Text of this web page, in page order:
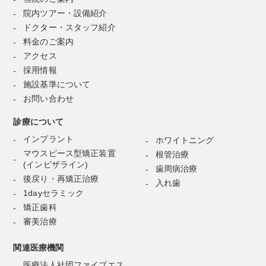
院内ツアー・設備紹介
ドクター・スタッフ紹介
料金のご案内
アクセス
採用情報
施設基準について
お問い合わせ
診療について
インプラント
マウスピース型矯正装置
(インビザライン)
後戻り・再矯正治療
1dayセラミック
矯正歯科
審美治療
ホワイトニング
根管治療
歯周病治療
入れ歯
関連医療機関